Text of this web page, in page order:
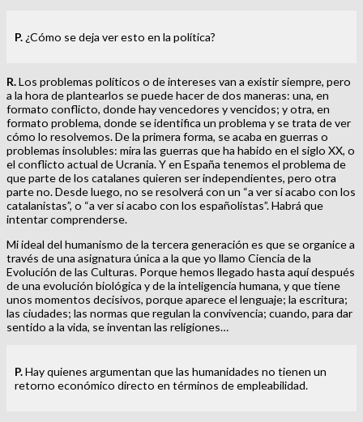
P. ¿Cómo se deja ver esto en la política?
R.Los problemas políticos o de intereses van a existir siempre, pero
a la hora de plantearlos se puede hacer de dos maneras: una, en
formato conflicto, donde hay vencedores y vencidos; y otra, en
formato problema, donde se identifica un problema y se trata de ver
cómo lo resolvemos. De la primera forma, se acaba en guerras o
problemas insolubles: mira las guerras que ha habido en el siglo XX, o
el conflicto actual de Ucrania. Y en España tenemos el problema de
que parte de los catalanes quieren ser independientes, pero otra
parte no. Desde luego, no se resolverá con un “a ver si acabo con los
catalanistas”, o “a ver si acabo con los españolistas”. Habrá que
intentar comprenderse.
Mi ideal del humanismo de la tercera generación es que se organice a
través de una asignatura única a la que yo llamo Ciencia de la
Evolución de las Culturas. Porque hemos llegado hasta aquí después
de una evolución biológica y de la inteligencia humana, y que tiene
unos momentos decisivos, porque aparece el lenguaje; la escritura;
las ciudades; las normas que regulan la convivencia; cuando, para dar
sentido a la vida, se inventan las religiones…
P.Hay quienes argumentan que las humanidades no tienen un
retorno económico directo en términos de empleabilidad.